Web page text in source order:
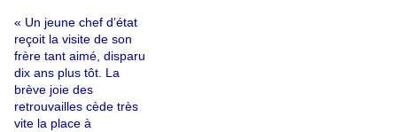
« Un jeune chef d’état
reçoit la visite de son
frère tant aimé, disparu
dix ans plus tôt. La
brève joie des
retrouvailles cède très
vite la place à